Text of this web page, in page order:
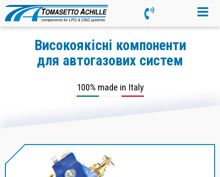
Високоякісні компоненти
для автогазових систем
100% made in Italy